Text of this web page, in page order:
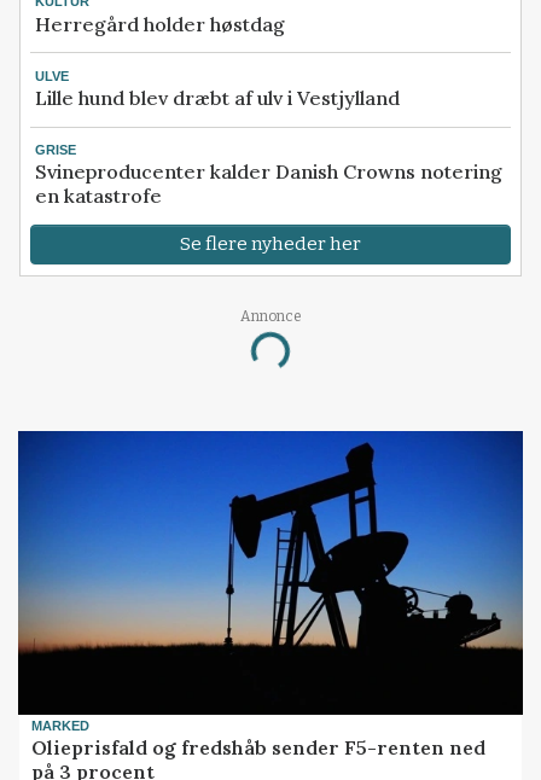
Herregård holder høstdag
ULVE
Lille hund blev dræbt af ulv i Vestjylland
GRISE
Svineproducenter kalder Danish Crowns notering
en katastrofe
Se flere nyheder her
Annonce
Loading...
MARKED
Olieprisfald og fredshåb sender F5-renten ned
på 3 procent